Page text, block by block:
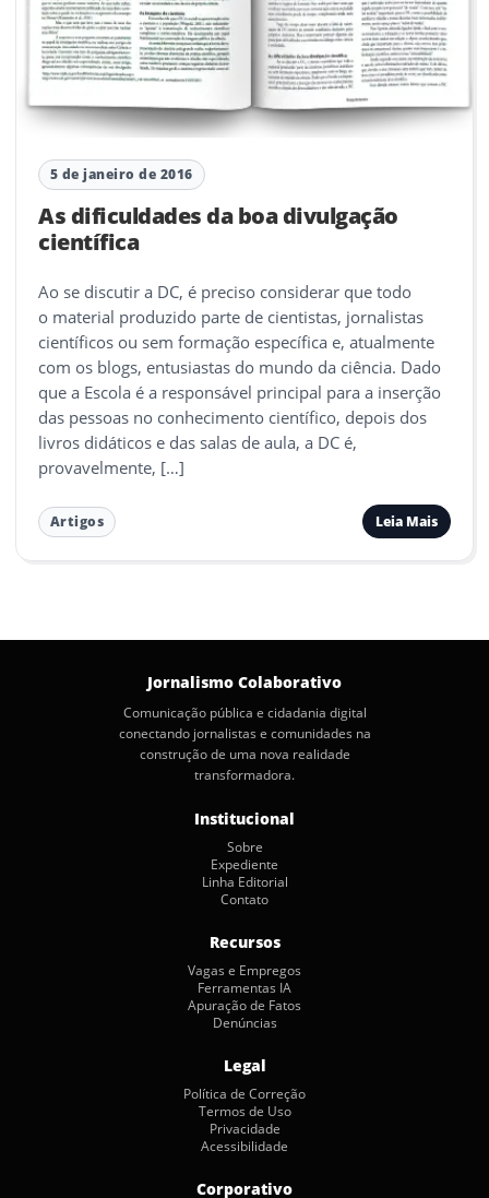
5 de janeiro de 2016
As dificuldades da boa divulgação
científica
Ao se discutir a DC, é preciso considerar que todo
o material produzido parte de cientistas, jornalistas
científicos ou sem formação específica e, atualmente
com os blogs, entusiastas do mundo da ciência. Dado
que a Escola é a responsável principal para a inserção
das pessoas no conhecimento científico, depois dos
livros didáticos e das salas de aula, a DC é,
provavelmente, […]
Artigos Leia Mais
Jornalismo Colaborativo
Comunicação pública e cidadania digital
conectando jornalistas e comunidades na
construção de uma nova realidade
transformadora.
Institucional
Sobre
Expediente
Linha Editorial
Contato
Recursos
Vagas e Empregos
Ferramentas IA
Apuração de Fatos
Denúncias
Legal
Política de Correção
Termos de Uso
Privacidade
Acessibilidade
Corporativo